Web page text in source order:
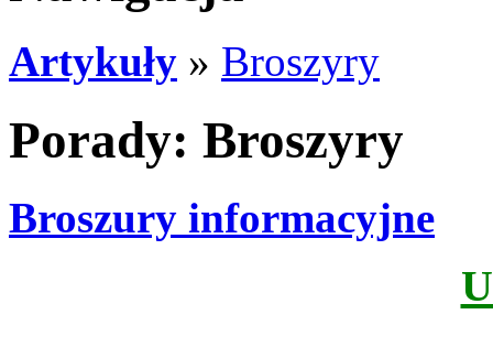
Artykuły » Broszyry
Porady: Broszyry
Broszury informacyjne